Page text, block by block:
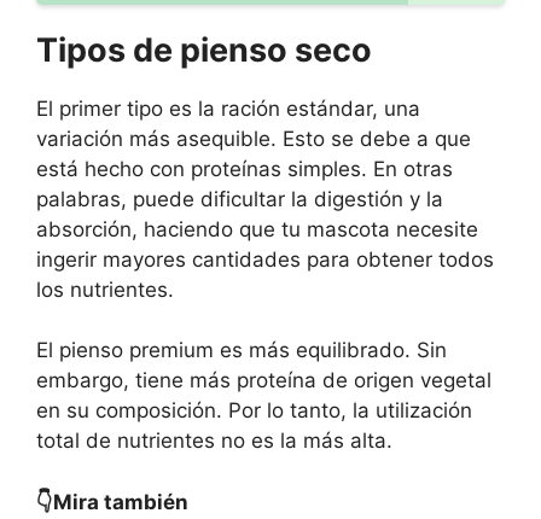
Tipos de pienso seco
El primer tipo es la ración estándar, una
variación más asequible. Esto se debe a que
está hecho con proteínas simples. En otras
palabras, puede dificultar la digestión y la
absorción, haciendo que tu mascota necesite
ingerir mayores cantidades para obtener todos
los nutrientes.
El pienso premium es más equilibrado. Sin
embargo, tiene más proteína de origen vegetal
en su composición. Por lo tanto, la utilización
total de nutrientes no es la más alta.
👇Mira también